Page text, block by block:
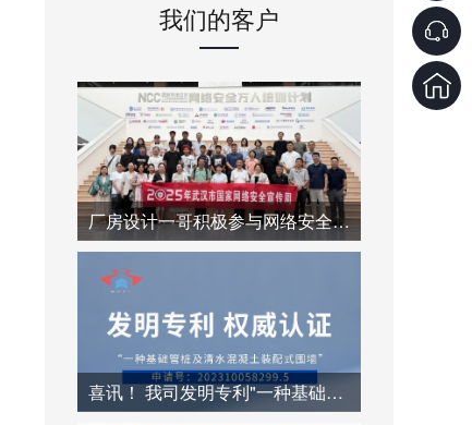
我们的客户
厂房设计一哥积极参与网络安全主题活动
喜讯！ 我司发明专利"一种基础管桩及清水混凝土装配式围墙"成功授权！